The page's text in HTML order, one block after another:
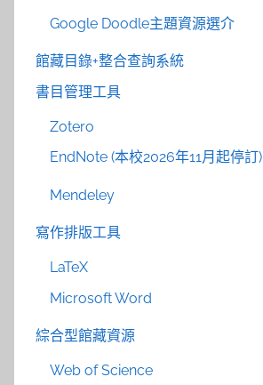
Google Doodle主題資源選介
館藏目錄+整合查詢系統
書目管理工具
Zotero
EndNote (本校2026年11月起停訂)
Mendeley
寫作排版工具
LaTeX
Microsoft Word
綜合型館藏資源
Web of Science